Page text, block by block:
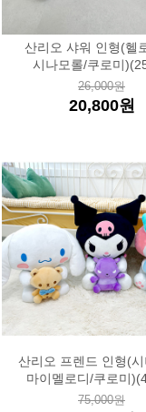
산리오 샤워 인형(헬
시나모롤/쿠로미
26,000원
20,800원
산리오 프렌드 인형(
마이멜로디/쿠로미
75,000원